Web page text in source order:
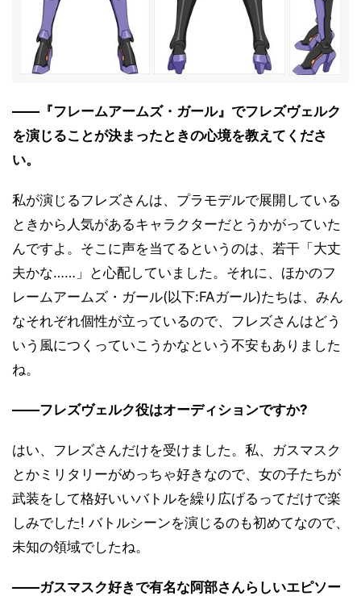
――『フレームアームズ・ガール』でフレズヴェルク
を演じることが決まったときの心境を教えてくださ
い。
私が演じるフレズさんは、プラモデルで展開している
ときから人気があるキャラクターだとうかがっていた
んですよ。そこに声を当てるというのは、若干「大丈
夫かな……」と心配していました。それに、ほかのフ
レームアームズ・ガール(以下:FAガール)たちは、みん
なそれぞれ個性が立っているので、フレズさんはどう
いう風につくっていこうかなという不安もありました
ね。
――フレズヴェルク役はオーディションですか?
はい、フレズさんだけを受けました。私、ガスマスク
とかミリタリーがめっちゃ好きなので、女の子たちが
武装をして格好いいバトルを繰り広げるってだけで楽
しみでした! バトルシーンを演じるのも初めてなので、
未知の領域でしたね。
――ガスマスク好きで有名な阿部さんらしいエピソー